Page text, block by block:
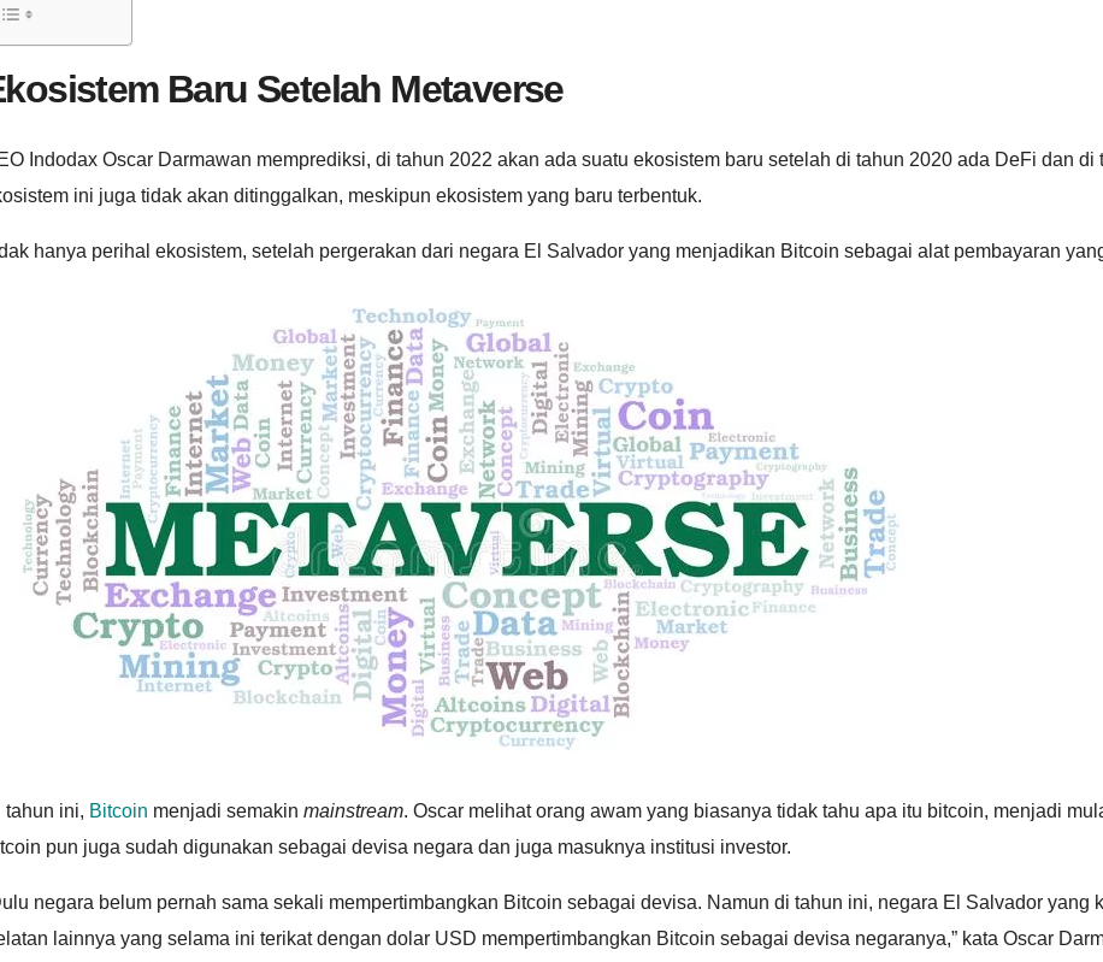
Baru Setelah Metaverse
Indodax Oscar Darmawan memprediksi, di tahun 2022 akan ada suatu ekosistem baru setelah di tahun 2020 ada DeFi dan
ini juga tidak akan ditinggalkan, meskipun ekosistem yang baru terbentuk.
hanya perihal ekosistem, setelah pergerakan dari negara El Salvador yang menjadikan Bitcoin sebagai alat pembayaran
tahun ini, Bitcoin menjadi semakin mainstream. Oscar melihat orang awam yang biasanya tidak tahu apa itu bitcoin, menjadi
pun juga sudah digunakan sebagai devisa negara dan juga masuknya institusi investor.
negara belum pernah sama sekali mempertimbangkan Bitcoin sebagai devisa. Namun di tahun ini, negara El Salvador
lainnya yang selama ini terikat dengan dolar USD mempertimbangkan Bitcoin sebagai devisa negaranya,” kata Oscar